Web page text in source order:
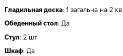
Гладильная доска: 1 загальна на 2 кв
Обеденный стол: Да
Стул: 2 шт
Шкаф: Да